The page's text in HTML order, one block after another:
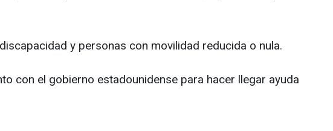
y personas con movilidad reducida o nula.
con el gobierno estadounidense para hacer llegar ayuda